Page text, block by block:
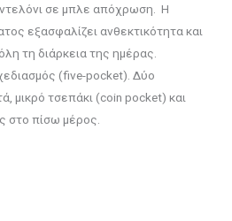
σε μπλε απόχρωση. Η
εξασφαλίζει ανθεκτικότητα και
τη διάρκεια της ημέρας.
(five-pocket). Δύο
μικρό τσεπάκι (coin pocket) και
στο πίσω μέρος.